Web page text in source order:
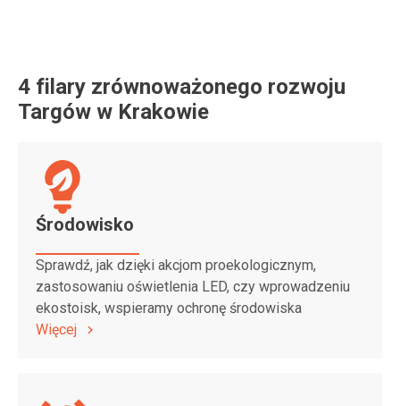
4 filary zrównoważonego rozwoju
Targów w Krakowie
Środowisko
Sprawdź, jak dzięki akcjom proekologicznym,
zastosowaniu oświetlenia LED, czy wprowadzeniu
ekostoisk, wspieramy ochronę środowiska
Więcej